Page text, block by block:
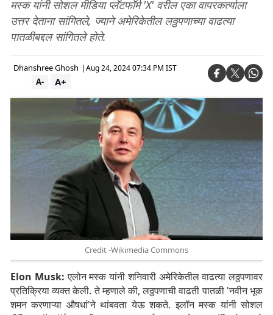
मस्क यांनी सोशल मीडिया प्लॅटफॉर्म 'X' वरील एका वापरकर्त्याला
उत्तर देताना सांगितले, ज्याने अमेरिकेतील लठ्ठपणाच्या वाढत्या
पातळीबद्दल सांगितले होते.
Dhanshree Ghosh |Aug 24, 2024 07:34 PM IST
A+
A-
Credit -Wikimedia Commons
Elon Musk: एलोन मस्क यांनी शनिवारी अमेरिकेतील वाढत्या लठ्ठपणावर
प्रतिक्रिया व्यक्त केली. ते म्हणाले की, लठ्ठपणाची वाढती पातळी 'नवीन भूक
शमन करणाऱ्या औषधां'ने थांबवता येऊ शकते. इलॉन मस्क यांनी सोशल